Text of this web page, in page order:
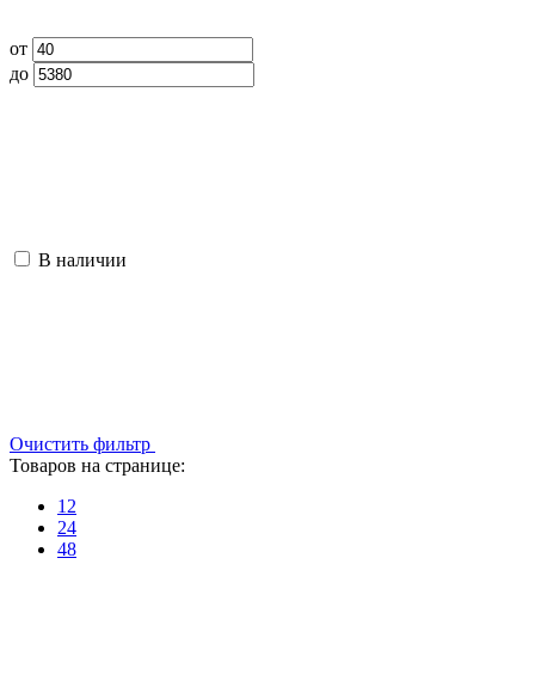
от
до
В наличии
Очистить фильтр
Товаров на странице:
12
24
48